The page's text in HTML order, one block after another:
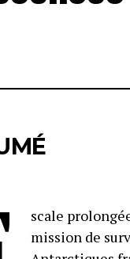
scale
mission de